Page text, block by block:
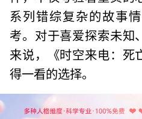
系列错综复杂的故事
考。对于喜爱探索未知
来说，《时空来电：死
得一看的选择。